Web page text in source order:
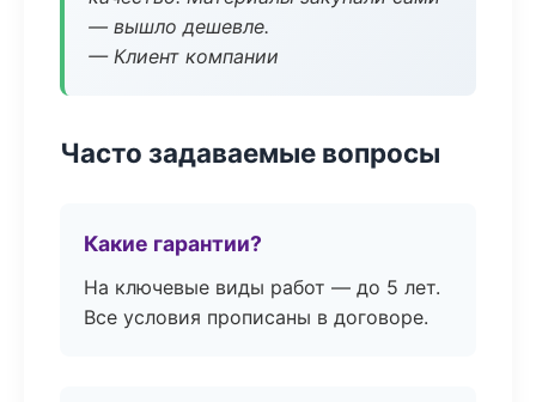
— вышло дешевле.
— Клиент компании
Часто задаваемые вопросы
Какие гарантии?
На ключевые виды работ — до 5 лет.
Все условия прописаны в договоре.